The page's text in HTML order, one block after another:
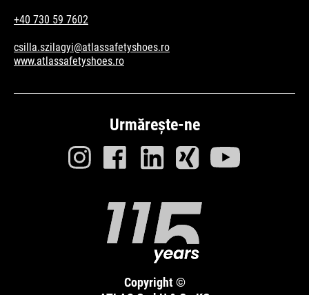
+40 730 59 7602
csilla.szilagyi@atlassafetyshoes.ro
www.atlassafetyshoes.ro
Urmărește-ne
Copyright ©